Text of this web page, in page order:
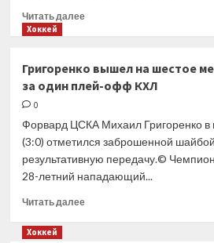
Читать далееПрочитать
Барс»
предложил
новый
Хоккей
Григоренко вышел на шестое
за один плей-офф КХЛ
0
Форвард ЦСКА Михаил Григоренко в
(3:0) отметился заброшенной
результативную передачу.©
28-летний нападающий...
Читать далееПрочитать
Хоккей